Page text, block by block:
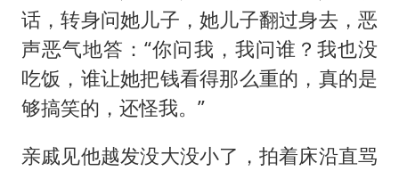
话，转身问她儿子，她儿子翻过身去，恶
声恶气地答：“你问我，我问谁？我也没
吃饭，谁让她把钱看得那么重的，真的是
够搞笑的，还怪我。”
亲戚见他越发没大没小了，拍着床沿直骂